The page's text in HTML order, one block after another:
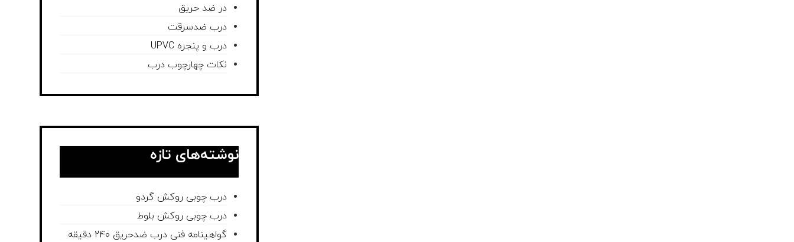
در ضد حریق
درب ضدسرقت
درب و پنجره UPVC
نکات چهارچوب درب
نوشته‌های تازه
درب چوبی روکش گردو
درب چوبی روکش بلوط
گواهینامه فنی درب ضدحریق 240 دقیقه